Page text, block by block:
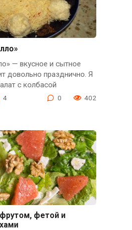
— вкусное и сытное
довольно празднично. Я
с колбасой
4 0 402
фетой и